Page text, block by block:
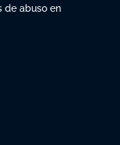
de abuso en